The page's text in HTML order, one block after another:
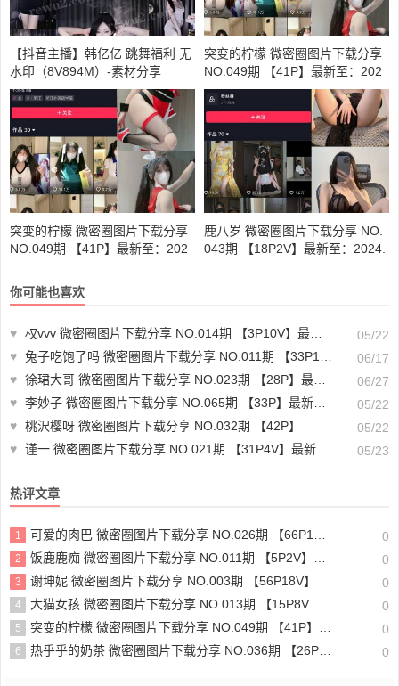
【抖音主播】韩亿亿 跳舞福利 无
水印（8V894M）-素材分享
突变的柠檬 微密圈图片下载分享
NO.049期 【41P】最新至：202
4.8.25
突变的柠檬 微密圈图片下载分享
NO.049期 【41P】最新至：202
鹿八岁 微密圈图片下载分享 NO.
043期 【18P2V】最新至：2024.
你可能也喜欢
♥ 权vvv 微密圈图片下载分享 NO.014期 【3P10V】最新至：2023.9.12
05/22
♥ 兔子吃饱了吗 微密圈图片下载分享 NO.011期 【33P1V】最新至：2024.11.25
06/17
♥ 徐珺大哥 微密圈图片下载分享 NO.023期 【28P】最新至：2024.6.26
06/27
♥ 李妙子 微密圈图片下载分享 NO.065期 【33P】最新至：2023.9.28
05/22
♥ 桃沢樱呀 微密圈图片下载分享 NO.032期 【42P】
05/22
♥ 谨一 微密圈图片下载分享 NO.021期 【31P4V】最新至：2023.11.26 05/23
热评文章
1 可爱的肉巴 微密圈图片下载分享 NO.026期 【66P17V】最新至：2024.8.19 0
2 饭鹿鹿痴 微密圈图片下载分享 NO.011期 【5P2V】最新至：2023.8.4 0
3 谢坤妮 微密圈图片下载分享 NO.003期 【56P18V】 0
4 大猫女孩 微密圈图片下载分享 NO.013期 【15P8V】最新至：2023.8.7 0
5 突变的柠檬 微密圈图片下载分享 NO.049期 【41P】最新至：2024.8.24 0
6 热乎乎的奶茶 微密圈图片下载分享 NO.036期 【26P12V】 0